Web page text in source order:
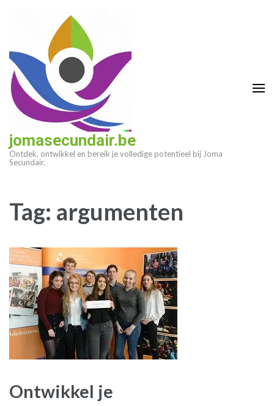
(druk
enter)
jomasecundair.be
Ontdek, ontwikkel en bereik je volledige potentieel bij Joma
Secundair.
Tag: argumenten
Ontwikkel je